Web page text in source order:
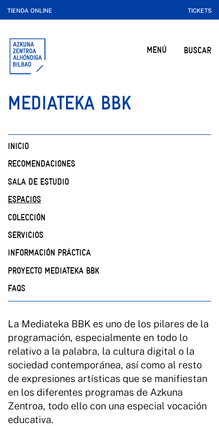
TIENDA ONLINE TICKETS
MENÚ BUSCAR
MEDIATEKA BBK
INICIO
RECOMENDACIONES
SALA DE ESTUDIO
ESPACIOS
COLECCIÓN
SERVICIOS
INFORMACIÓN PRÁCTICA
PROYECTO MEDIATEKA BBK
FAQS
La Mediateka BBK es uno de los pilares de la
programación, especialmente en todo lo
relativo a la palabra, la cultura digital o la
sociedad contemporánea, así como al resto
de expresiones artísticas que se manifiestan
en los diferentes programas de Azkuna
Zentroa, todo ello con una especial vocación
educativa.